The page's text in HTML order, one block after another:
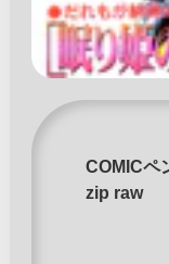
COMICペ
zip raw